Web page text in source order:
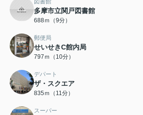
図書館
多摩市立関戸図書館
688ｍ（9分）
郵便局
せいせきC館内局
797ｍ（10分）
デパート
ザ・スクエア
835ｍ（11分）
スーパー